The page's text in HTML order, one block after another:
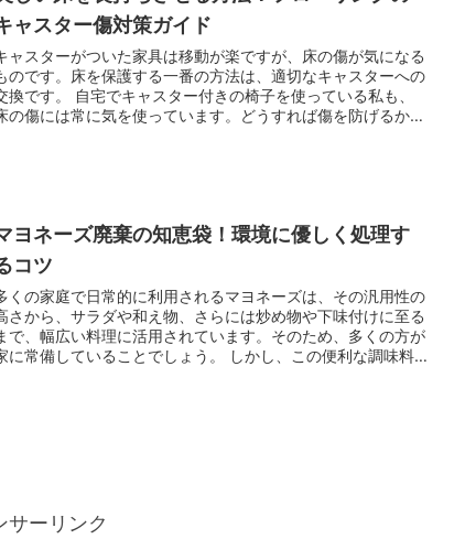
ャスター傷対策ガイド
ャスターがついた家具は移動が楽ですが、床の傷が気になる
のです。床を保護する一番の方法は、適切なキャスターへの
換です。 自宅でキャスター付きの椅子を使っている私も、
の傷には常に気を使っています。どうすれば傷を防げるかを
ヨネーズ廃棄の知恵袋！環境に優しく処理す
コツ
くの家庭で日常的に利用されるマヨネーズは、その汎用性の
さから、サラダや和え物、さらには炒め物や下味付けに至る
で、幅広い料理に活用されています。そのため、多くの方が
に常備していることでしょう。 しかし、この便利な調味料
サーリンク